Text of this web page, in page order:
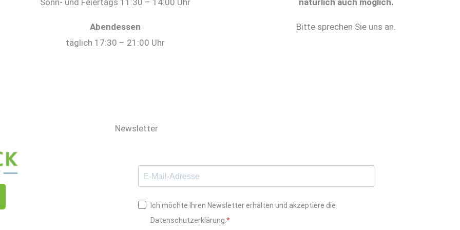
Abendessen
täglich 17:30 – 21:00 Uhr
Bitte sprechen Sie uns an.
Newsletter
Ich möchte Ihren Newsletter erhalten und akzeptiere die
Datenschutzerklärung.